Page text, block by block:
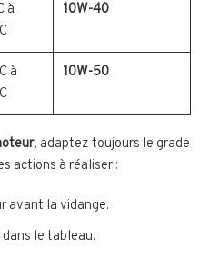
à
10W-40
à
10W-50
, adaptez toujours le grade
actions à réaliser :
avant la vidange.
le tableau.